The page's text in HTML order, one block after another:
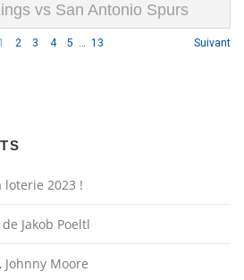
vs San Antonio Spurs
1 2 3 4 5 … 13 Suivant
loterie 2023 !
Jakob Poeltl
Moore